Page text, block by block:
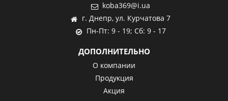
koba369@i.ua
г. Днепр, ул. Курчатова 7
Пн-Пт: 9 - 19; Сб: 9 - 17
ДОПОЛНИТЕЛЬНО
О компании
Продукция
Акция